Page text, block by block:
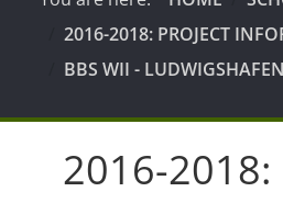
2016-2018: PROJECT
BBS WII - LUDWIGSHAFEN
2016-